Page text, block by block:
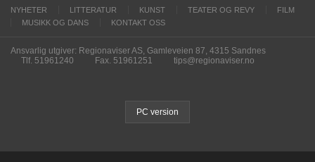
NYHETER LITTERATUR KUNST TEATER OG REVY
FILM
MUSIKK OG DANS
KONTAKT OSS
Ansvarlig utgiver: Regionaviser AS, Gamleveien 87, 4315 Sandnes
Tlf. 51961240
Fax. 51961251 tips@regionaviser.no
PC version